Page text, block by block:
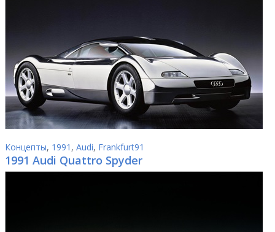
Концепты, 1991 , Audi, Frankfurt91
1991 Audi Quattro Spyder